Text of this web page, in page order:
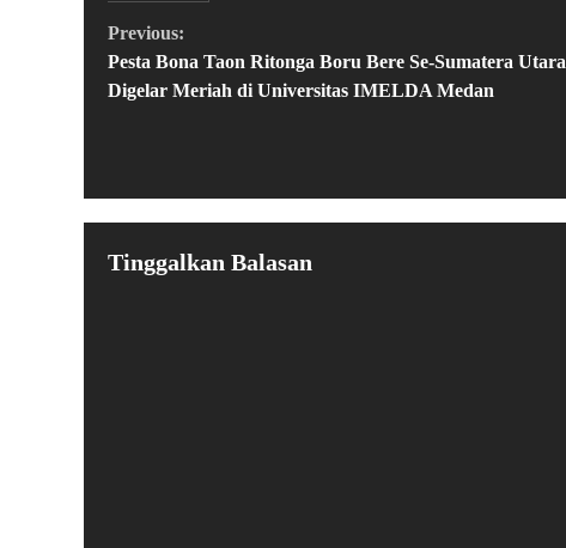
Previous:
Pesta Bona Taon Ritonga Boru Bere Se-Sumatera Utara
Digelar Meriah di Universitas IMELDA Medan
Tinggalkan Balasan